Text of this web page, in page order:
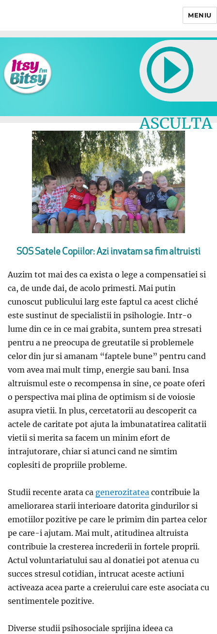
MENIU
ASCULTA
LIVE
SOS Satele Copiilor: Azi invatam sa fim altruisti
Auzim tot mai des ca exista o lege a compensatiei si
ca, de unde dai, de acolo primesti. Mai putin
cunoscut publicului larg este faptul ca acest cliché
este sustinut de specialistii in psihologie. Intr-o
lume din ce in ce mai grabita, suntem prea stresati
pentru a ne preocupa de greutatile si problemele
celor din jur si amanam “faptele bune” pentru cand
vom avea mai mult timp, energie sau bani. Insa
altruismul este o recompensa in sine, ce poate oferi
o perspectiva mai plina de optimism si de voiosie
asupra vietii. In plus, cercetatorii au descoperit ca
actele de caritate pot ajuta la imbunatatirea calitatii
vietii si merita sa facem un minim efort de
intrajutorare, chiar si atunci cand ne simtim
coplesiti de propriile probleme.
Studii recente arata ca generozitatea contribuie la
ameliorarea starii interioare datorita gindurilor si
emotiilor pozitive pe care le primim din partea celor
pe care-i ajutam. Mai mult, atitudinea altruista
contribuie la cresterea increderii in fortele proprii.
Actul voluntariatului sau al donatiei pot atenua cu
succes stresul cotidian, intrucat aceste actiuni
activeaza acea parte a creierului care este asociata cu
sentimentele pozitive.
Diverse studii psihosociale sprijina ideea ca